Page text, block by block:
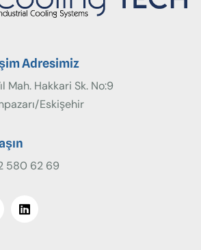
Adresimiz
Mah. Hakkari Sk. No:9
Eskişehir
580 62 69